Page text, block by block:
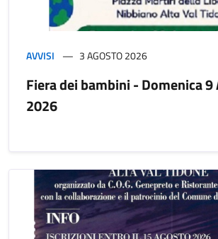
AVVISI 3 AGOSTO 2026
Fiera dei bambini - Domenica 9
2026